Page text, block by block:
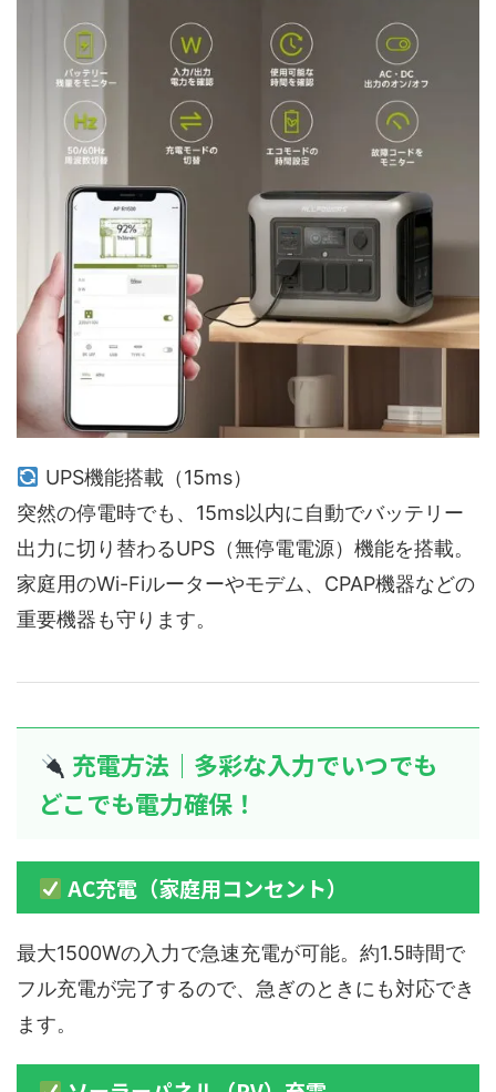
UPS機能搭載（15ms）
突然の停電時でも、15ms以内に自動でバッテリー
出力に切り替わるUPS（無停電電源）機能を搭載。
家庭用のWi-Fiルーターやモデム、CPAP機器などの
重要機器も守ります。
充電方法｜多彩な入力でいつでも
どこでも電力確保！
AC充電（家庭用コンセント）
最大1500Wの入力で急速充電が可能。約1.5時間で
フル充電が完了するので、急ぎのときにも対応でき
ます。